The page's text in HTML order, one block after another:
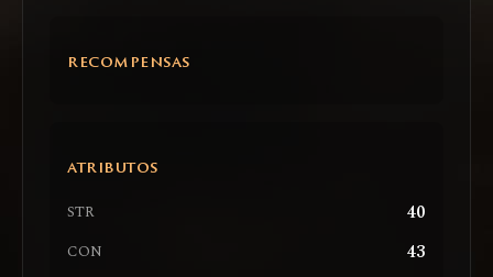
RECOMPENSAS
ATRIBUTOS
STR 40
CON 43